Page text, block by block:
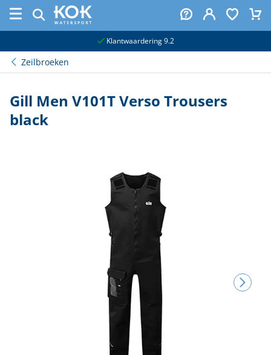
Klantwaardering 9.2
Zeilbroeken
Gill Men V101T Verso Trousers
black